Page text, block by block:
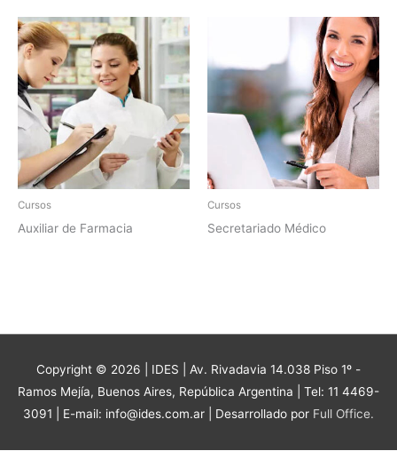
Cursos
Auxiliar de Farmacia
Cursos
Secretariado Médico
Copyright © 2026 | IDES | Av. Rivadavia 14.038 Piso 1º -
Ramos Mejía, Buenos Aires, República Argentina | Tel: 11 4469-
3091 | E-mail: info@ides.com.ar | Desarrollado por Full Office.